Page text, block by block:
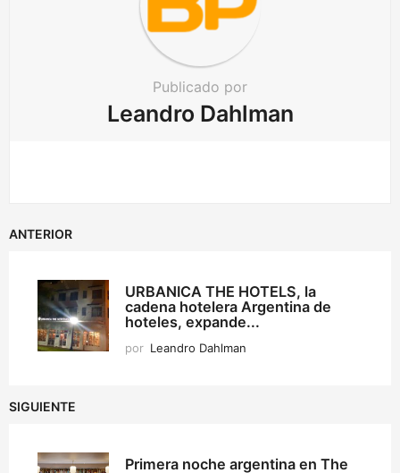
Publicado por
Leandro Dahlman
ANTERIOR
URBANICA THE HOTELS, la
cadena hotelera Argentina de
hoteles, expande...
por Leandro Dahlman
SIGUIENTE
Primera noche argentina en The